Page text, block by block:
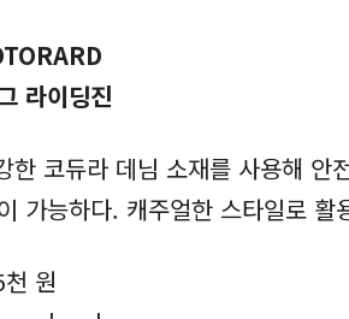
라이딩진
코듀라 데님 소재를 사용해 안
가능하다. 캐주얼한 스타일로 활
원